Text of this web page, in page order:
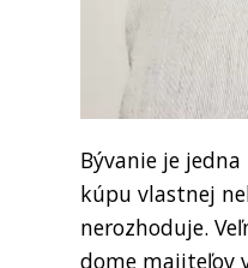
Bývanie je
kúpu vlastnej
nerozhoduje.
dome majiteľov